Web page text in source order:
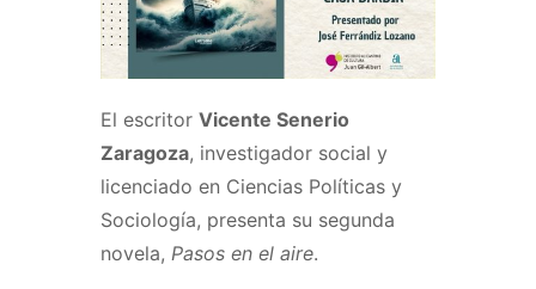
El escritor Vicente Senerio
Zaragoza, investigador social y
licenciado en Ciencias Políticas y
Sociología, presenta su segunda
novela, Pasos en el aire.